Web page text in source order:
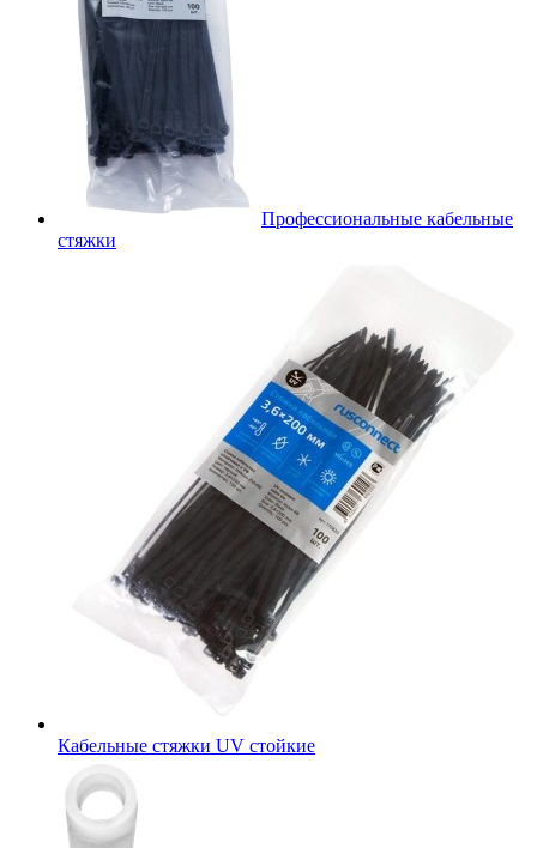
Профессиональные кабельные
стяжки
Кабельные стяжки UV стойкие